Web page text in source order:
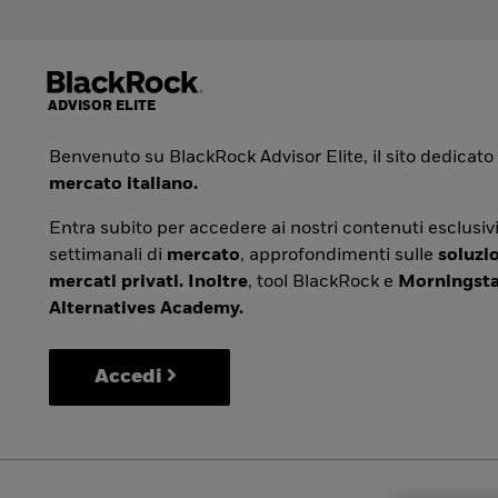
Benvenuto su BlackRock Advisor Elite, il sito dedicato
mercato italiano.
Entra subito per accedere ai nostri contenuti
settimanali di mercato, approfondimenti sulle
mercati privati. Inoltre, tool BlackRock e
Alternatives Academy.
Accedi